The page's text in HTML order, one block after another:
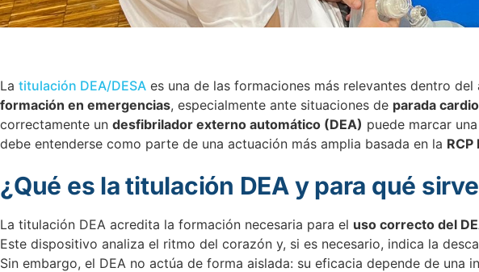
La titulación DEA/DESA es una de las formaciones más relevantes dentro del
formación en emergencias, especialmente ante situaciones de parada
correctamente un desfibrilador externo automático (DEA) puede marcar
debe entenderse como parte de una actuación más amplia basada en la
¿Qué es la titulación DEA y para qué
La titulación DEA acredita la formación necesaria para el uso correcto del
Este dispositivo analiza el ritmo del corazón y, si es necesario, indica la
Sin embargo, el DEA no actúa de forma aislada: su eficacia depende de una